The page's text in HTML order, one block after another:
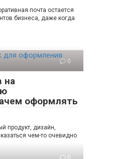
почта остается
бизнеса, даже когда
0
на
оформлять
продукт, дизайн,
чем-то очевидно
0